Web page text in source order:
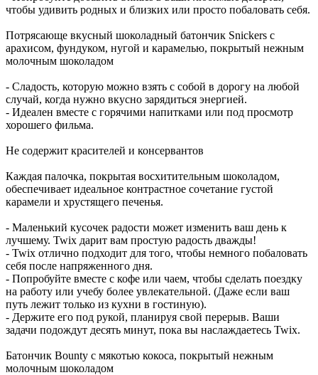
чтобы удивить родных и близких или просто побаловать себя.
Потрясающе вкусный шоколадный батончик Snickers с
арахисом, фундуком, нугой и карамелью, покрытый нежным
молочным шоколадом
- Сладость, которую можно взять с собой в дорогу на любой
случай, когда нужно вкусно зарядиться энергией.
- Идеален вместе с горячими напитками или под просмотр
хорошего фильма.
Не содержит красителей и консервантов
Каждая палочка, покрытая восхитительным шоколадом,
обеспечивает идеальное контрастное сочетание густой
карамели и хрустящего печенья.
- Маленький кусочек радости может изменить ваш день к
лучшему. Twix дарит вам простую радость дважды!
- Twix отлично подходит для того, чтобы немного побаловать
себя после напряженного дня.
- Попробуйте вместе с кофе или чаем, чтобы сделать поездку
на работу или учебу более увлекательной. (Даже если ваш
путь лежит только из кухни в гостиную).
- Держите его под рукой, планируя свой перерыв. Ваши
задачи подождут десять минут, пока вы наслаждаетесь Twix.
Батончик Bounty с мякотью кокоса, покрытый нежным
молочным шоколадом